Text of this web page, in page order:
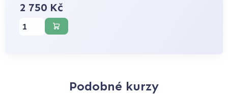
2 750 Kč
Podobné kurzy